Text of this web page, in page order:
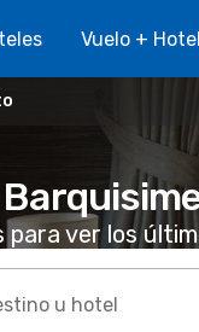
Vuelo + Hotel
para ver los
u hotel